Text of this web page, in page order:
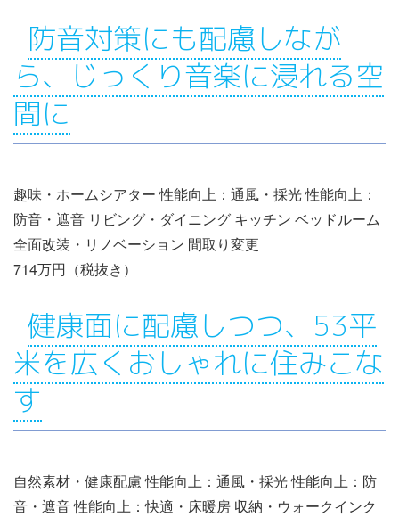
防音対策にも配慮しなが
ら、じっくり音楽に浸れる空
間に
趣味・ホームシアター 性能向上：通風・採光 性能向上：
防音・遮音 リビング・ダイニング キッチン ベッドルーム
全面改装・リノベーション 間取り変更
714万円（税抜き）
健康面に配慮しつつ、53平
米を広くおしゃれに住みこな
す
自然素材・健康配慮 性能向上：通風・採光 性能向上：防
音・遮音 性能向上：快適・床暖房 収納・ウォークインク